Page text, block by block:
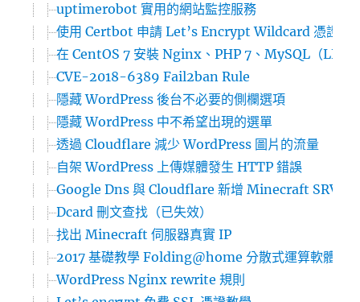
uptimerobot 實用的網站監控服務
使用 Certbot 申請 Let’s Encrypt Wildcard 憑證
在 CentOS 7 安裝 Nginx、PHP 7、MySQL（
CVE-2018-6389 Fail2ban Rule
隱藏 WordPress 後台不必要的側欄選項
隱藏 WordPress 中不希望出現的選單
透過 Cloudflare 減少 WordPress 圖片的流量
自架 WordPress 上傳媒體發生 HTTP 錯誤
Google Dns 與 Cloudflare 新增 Minecraft SRV 紀
Dcard 刪文查找（已失效）
找出 Minecraft 伺服器真實 IP
2017 基礎教學 Folding@home 分散式運算軟體
WordPress Nginx rewrite 規則